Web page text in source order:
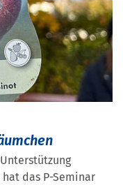
das P-Seminar